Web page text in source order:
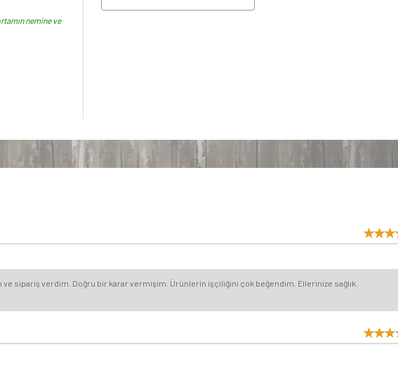
nemine ve
sipariş verdim. Doğru bir karar vermişim. Ürünlerin işçiliğini çok beğendim. Ellerinize sağlık.